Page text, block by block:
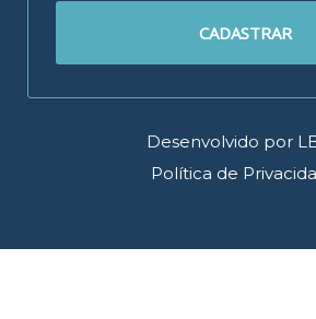
CADASTRAR
Desenvolvido por
Política de